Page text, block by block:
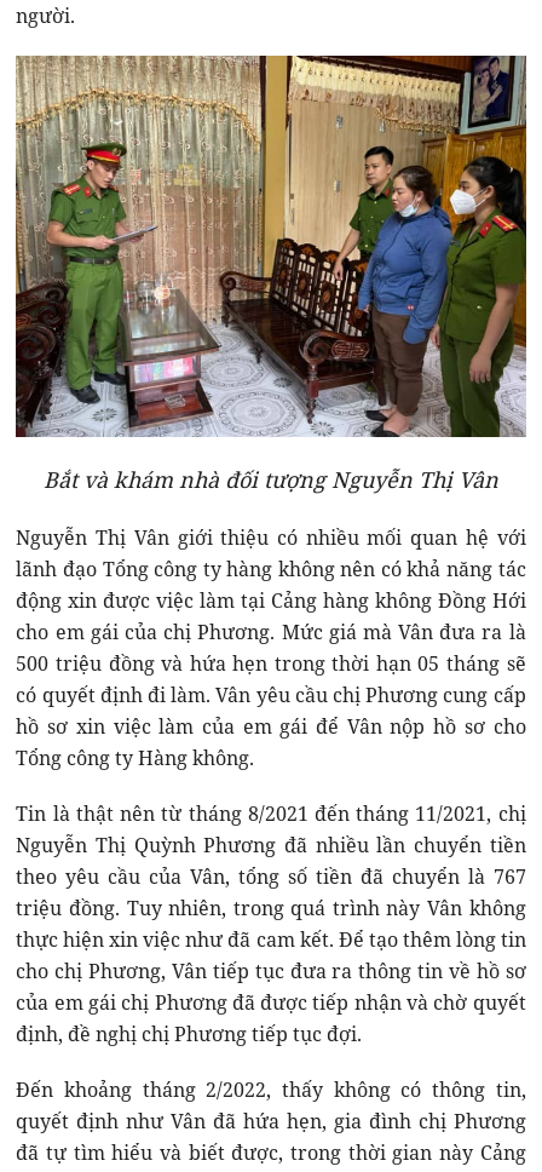
người.
Bắt và khám nhà đối tượng Nguyễn Thị Vân
Nguyễn Thị Vân giới thiệu có nhiều mối quan hệ với
lãnh đạo Tổng công ty hàng không nên có khả năng tác
động xin được việc làm tại Cảng hàng không Đồng Hới
cho em gái của chị Phương. Mức giá mà Vân đưa ra là
500 triệu đồng và hứa hẹn trong thời hạn 05 tháng sẽ
có quyết định đi làm. Vân yêu cầu chị Phương cung cấp
hồ sơ xin việc làm của em gái để Vân nộp hồ sơ cho
Tổng công ty Hàng không.
Tin là thật nên từ tháng 8/2021 đến tháng 11/2021, chị
Nguyễn Thị Quỳnh Phương đã nhiều lần chuyển tiền
theo yêu cầu của Vân, tổng số tiền đã chuyển là 767
triệu đồng. Tuy nhiên, trong quá trình này Vân không
thực hiện xin việc như đã cam kết. Để tạo thêm lòng tin
cho chị Phương, Vân tiếp tục đưa ra thông tin về hồ sơ
của em gái chị Phương đã được tiếp nhận và chờ quyết
định, đề nghị chị Phương tiếp tục đợi.
Đến khoảng tháng 2/2022, thấy không có thông tin,
quyết định như Vân đã hứa hẹn, gia đình chị Phương
đã tự tìm hiểu và biết được, trong thời gian này Cảng